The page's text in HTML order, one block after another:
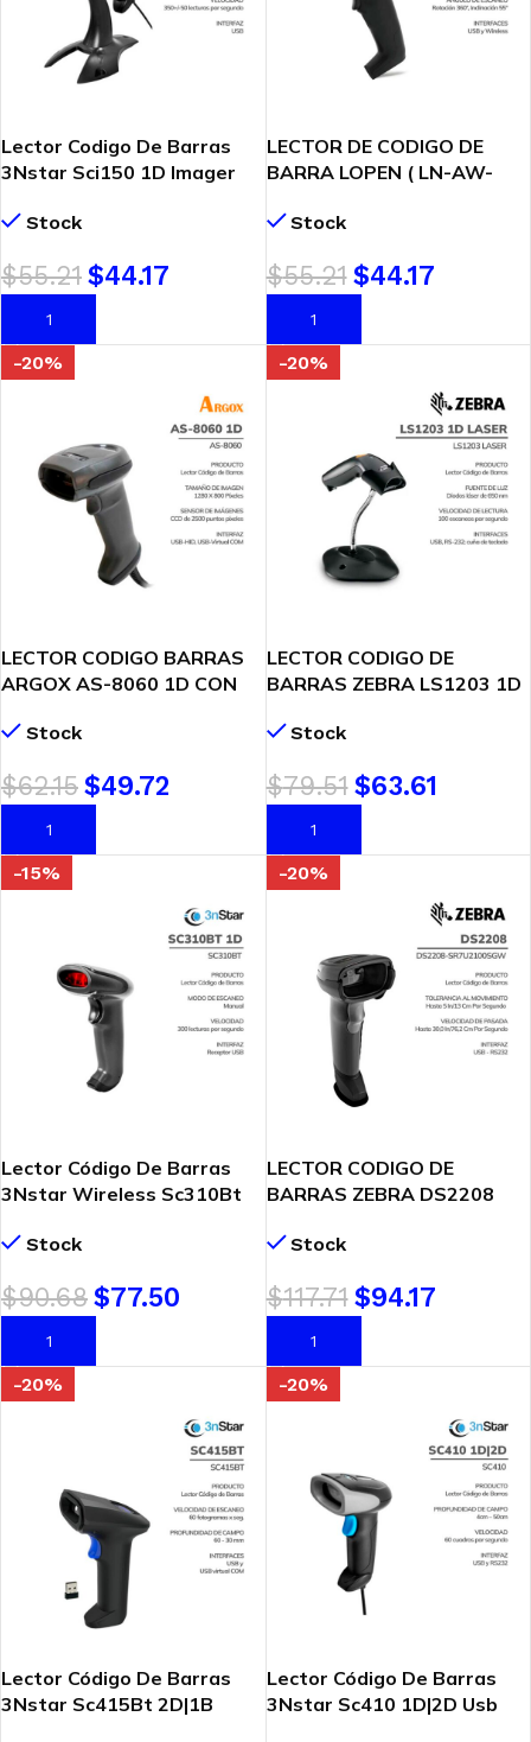
Lector Codigo De Barras
3Nstar Sci150 1D Imager
Stock
$55.21$44.17
AÑADIR AL CARRITO
LECTOR DE CODIGO DE
BARRA LOPEN ( LN-AW-
Stock
$55.21 $44.17
AÑADIR AL CARRITO
-20%
LECTOR CODIGO BARRAS
ARGOX AS-8060 1D CON
Stock
$62.15$49.72
AÑADIR AL CARRITO
-20%
LECTOR CODIGO DE
BARRAS ZEBRA LS1203 1D
LASER)
Stock
$79.51 $63.61
AÑADIR AL CARRITO
-15%
Lector Código De Barras
3Nstar Wireless Sc310Bt
Stock
$90.68$77.50
AÑADIR AL CARRITO
-20%
LECTOR CODIGO DE
BARRAS ZEBRA DS2208
SR7U2100SGW)
Stock
$117.71 $94.17
AÑADIR AL CARRITO
-20%
Lector Código De Barras
3Nstar Sc415Bt 2D|1B
-20%
Lector Código De Barras
3Nstar Sc410 1D|2D Usb